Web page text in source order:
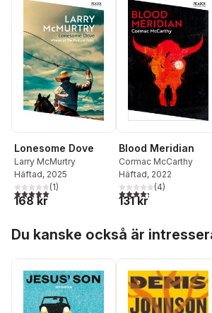
Lonesome Dove
Larry McMurtry
Häftad, 2025
5,0utav 5 stjärnor. Totalt antal röster:
(1)
168 kr
Blood Meridian
Cormac McCarthy
Häftad, 2022
4,3utav 5 stjärnor.
(4)
131 kr
Du kanske också är